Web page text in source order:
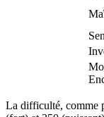
La difficulté, comme